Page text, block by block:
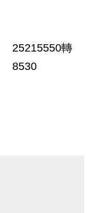
25215550轉
8530